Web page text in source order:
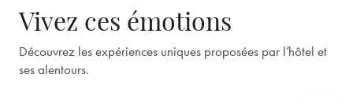
Vivez ces émotions
Découvrez les expériences uniques proposées par l’hôtel et
ses alentours.